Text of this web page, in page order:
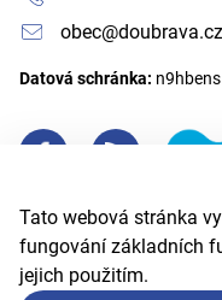
Tato webová stránka
fungování základních
jejich použitím.
obec@doubrava.cz
Datová schránka: n9hbens